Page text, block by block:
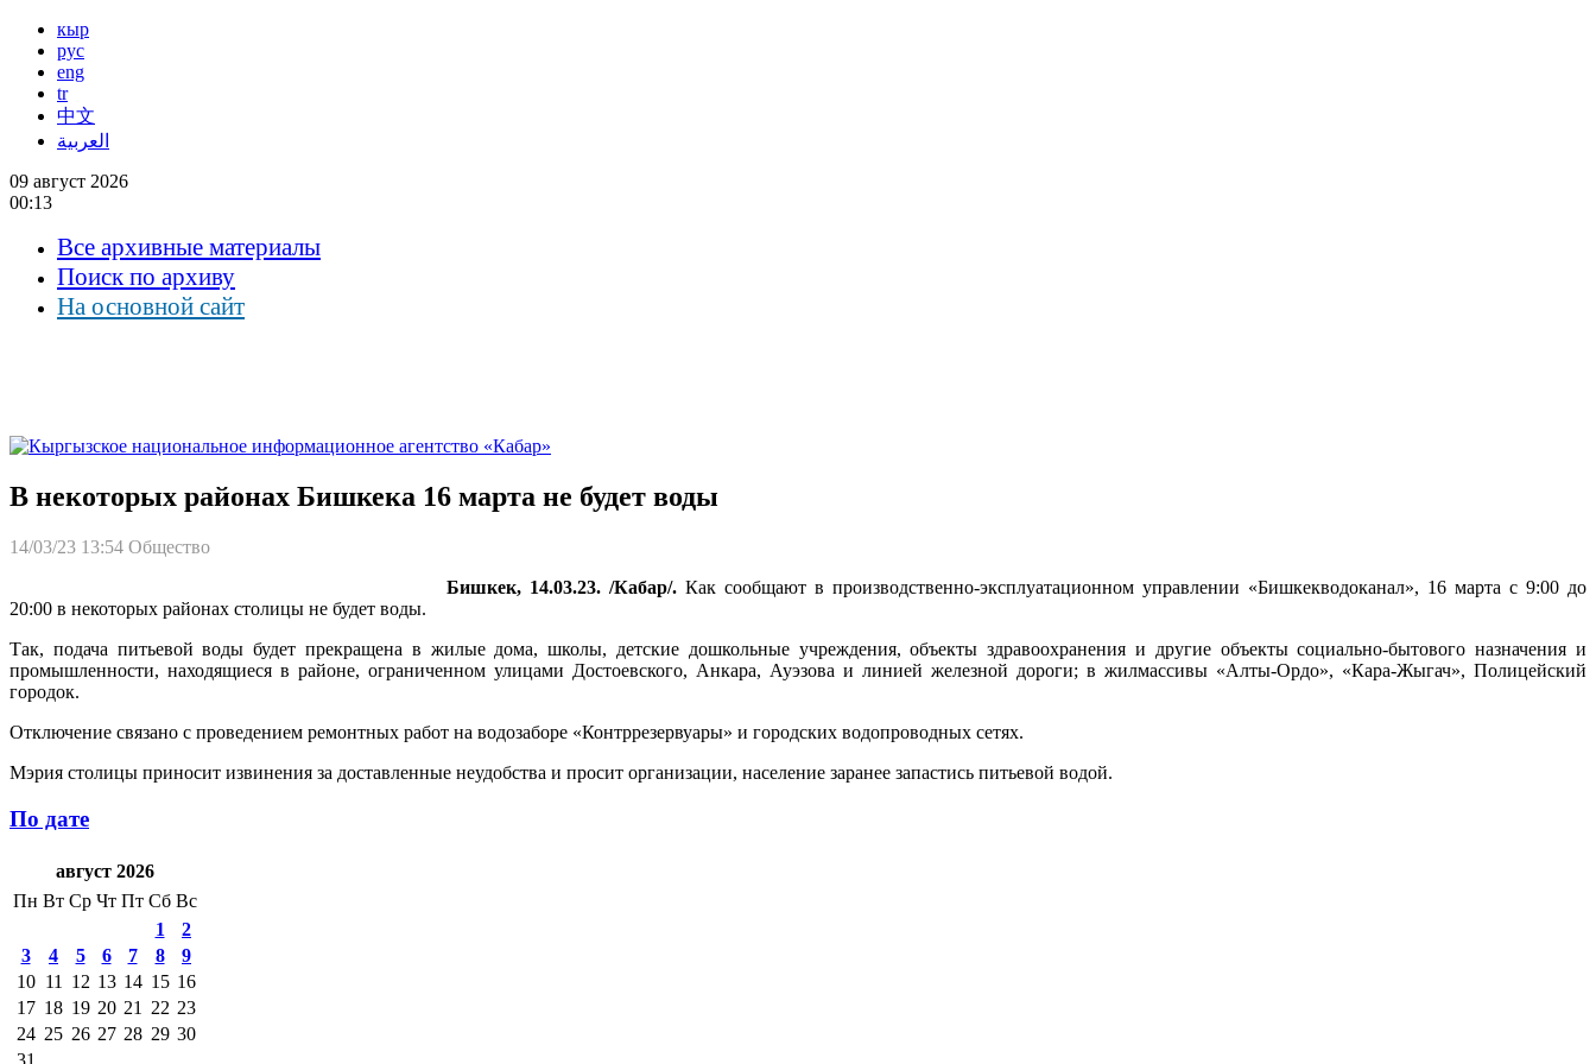
кыр
рус
eng
tr
中文
العربية
09 август 2026
00:13
Все архивные материалы
Поиск по архиву
На основной сайт
В некоторых районах Бишкека 16 марта не будет воды
14/03/23 13:54 Общество
Бишкек, 14.03.23. /Кабар/. Как сообщают в производственно-эксплуатационном управлении «Бишкекводоканал», 16 марта с 9:00 до
20:00 в некоторых районах столицы не будет воды.
Так, подача питьевой воды будет прекращена в жилые дома, школы, детские дошкольные учреждения, объекты здравоохранения и другие объекты социально-бытового назначения и
промышленности, находящиеся в районе, ограниченном улицами Достоевского, Анкара, Ауэзова и линией железной дороги; в жилмассивы «Алты-Ордо», «Кара-Жыгач», Полицейский
городок.
Отключение связано с проведением ремонтных работ на водозаборе «Контррезервуары» и городских водопроводных сетях.
Мэрия столицы приносит извинения за доставленные неудобства и просит организации, население заранее запастись питьевой водой.
По дате
август 2026
Пн Вт Ср Чт Пт Сб Вс
1
2
3
4 5 6 7 8
9
10 11 12 13 14 15 16
17 18 19 20 21 22 23
24 25 26 27 28 29 30